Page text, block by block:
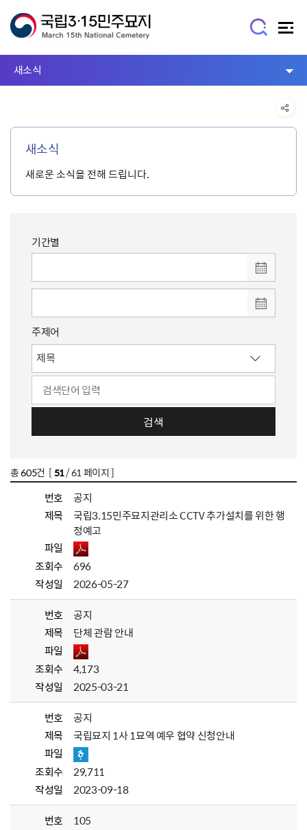
새소식
새소식
새로운 소식을 전해 드립니다.
기간별
주제어
검색
총605건 [51/ 61 페이지 ]
번호
공지
제목
국립3.15민주묘지관리소 CCTV 추가설치를 위한 행
정예고
파일
조회수
696
작성일
2026-05-27
번호
공지
제목
단체 관람 안내
파일
조회수
4,173
작성일
2025-03-21
번호
공지
제목
국립묘지 1사 1묘역 예우 협약 신청안내
파일
조회수
29,711
작성일
2023-09-18
번호
105